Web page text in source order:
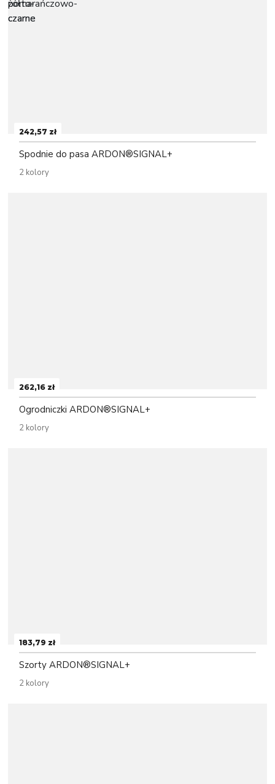
242,57 zł
Spodnie do pasa ARDON®SIGNAL+
2 kolory
262,16 zł
Ogrodniczki ARDON®SIGNAL+
2 kolory
183,79 zł
Szorty ARDON®SIGNAL+
2 kolory